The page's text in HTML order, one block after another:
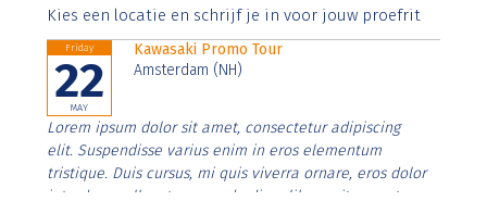
Aenean faucibus nibh et justo cursus id rutrum lorem
Kies een locatie en schrijf je in voor jouw proefrit
Friday
22
MAY
Kawasaki Promo Tour
Amsterdam (NH)
Lorem ipsum dolor sit amet, consectetur adipiscing
elit. Suspendisse varius enim in eros elementum
tristique. Duis cursus, mi quis viverra ornare, eros dolor
interdum nulla, ut commodo diam libero vitae erat.